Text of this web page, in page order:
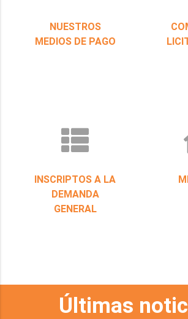
NUESTROS
MEDIOS DE PAGO
INSCRIPTOS A LA
DEMANDA
GENERAL
Últimas